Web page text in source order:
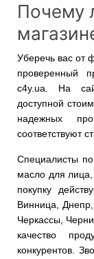
Почему
Уберечь вас от
проверенный
c4y.ua. На
доступной
надежных
соответствуют
Специалисты
масло для лица,
покупку
Винница,
Черкассы,
качество
конкурентов.